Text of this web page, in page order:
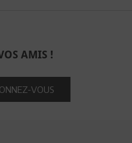
AMIS !
VOUS